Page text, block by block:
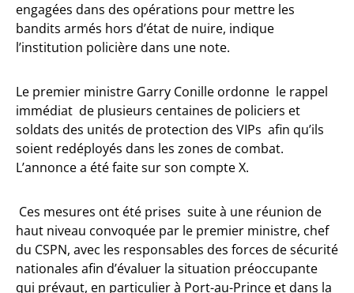
engagées dans des opérations pour mettre les
bandits armés hors d’état de nuire, indique
l’institution policière dans une note.
Le premier ministre Garry Conille ordonne le rappel
immédiat de plusieurs centaines de policiers et
soldats des unités de protection des VIPs afin qu’ils
soient redéployés dans les zones de combat.
L’annonce a été faite sur son compte X.
Ces mesures ont été prises suite à une réunion de
haut niveau convoquée par le premier ministre, chef
du CSPN, avec les responsables des forces de sécurité
nationales afin d’évaluer la situation préoccupante
qui prévaut, en particulier à Port-au-Prince et dans la